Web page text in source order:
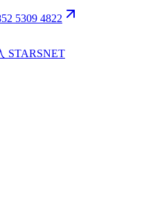
5309 4822
STARSNET